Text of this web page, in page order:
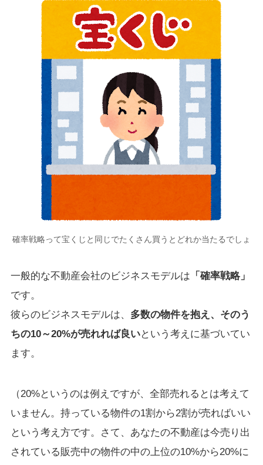
確率戦略って宝くじと同じでたくさん買うとどれか当たるでしょ
一般的な不動産会社のビジネスモデルは 「確率戦略」
です。
彼らのビジネスモデルは、 多数の物件を抱え、そのう
ちの10～20%が売れれば良いという考えに基づいてい
ます。
（20%というのは例えですが、全部売れるとは考えて
いません。持っている物件の1割から2割が売ればいい
という考え方です。さて、あなたの不動産は今売り出
されている販売中の物件の中の上位の10%から20%に